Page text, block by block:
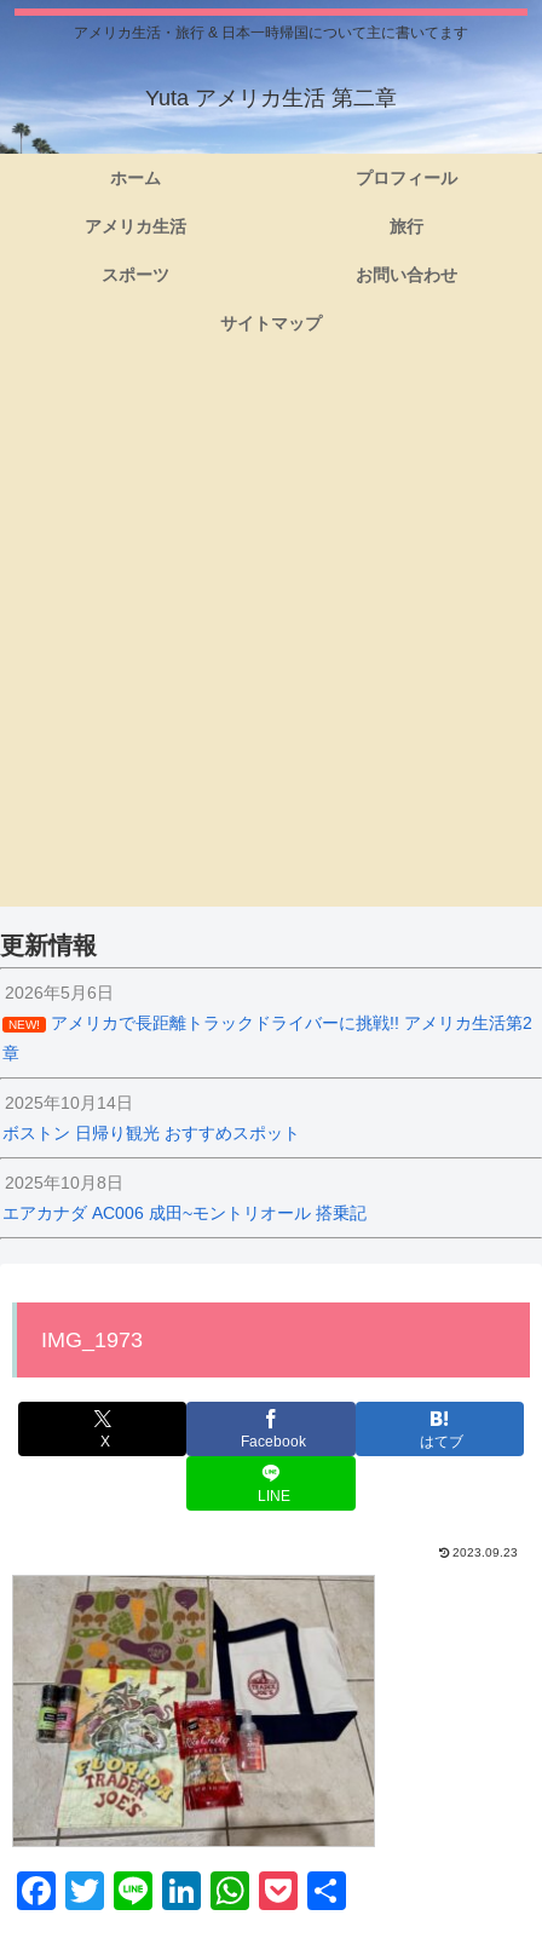
アメリカ生活・旅行 & 日本一時帰国について主に書いてます
Yuta アメリカ生活 第二章
ホーム プロフィール
アメリカ生活 旅行
スポーツ お問い合わせ
サイトマップ
更新情報
2026年5月6日
NEW!
アメリカで長距離トラックドライバーに挑戦!! アメリカ生活第2
章
2025年10月14日
ボストン 日帰り観光 おすすめスポット
2025年10月8日
エアカナダ AC006 成田~モントリオール 搭乗記
IMG_1973
X Facebook はてブ
LINE
2023.09.23
F
T
Li
Li
W P